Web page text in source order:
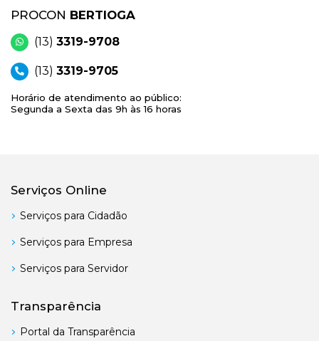
PROCON BERTIOGA
(13) 3319-9708
(13) 3319-9705
Horário de atendimento ao público:
Segunda a Sexta das 9h às 16 horas
Serviços Online
Serviços para Cidadão
Serviços para Empresa
Serviços para Servidor
Transparência
Portal da Transparência